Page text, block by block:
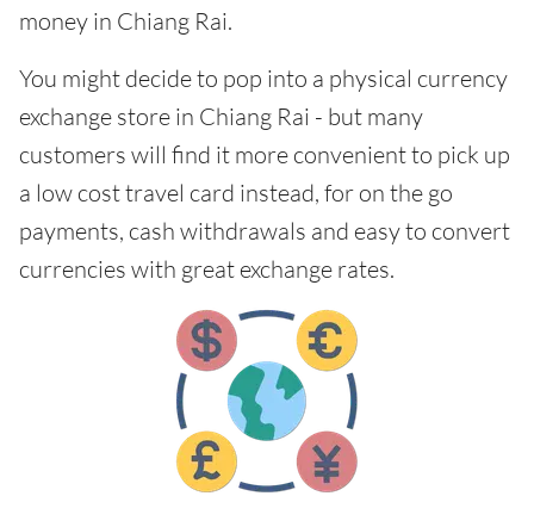
money in Chiang Rai.
You might decide to pop into a physical currency
exchange store in Chiang Rai - but many
customers will find it more convenient to pick up
a low cost travel card instead, for on the go
payments, cash withdrawals and easy to convert
currencies with great exchange rates.